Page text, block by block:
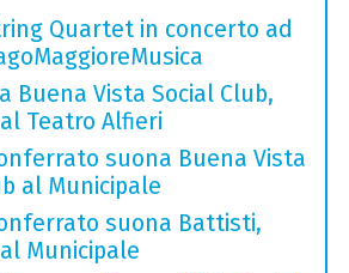
Quartet in concerto ad
Buena Vista Social Club,
Teatro Alfieri
suona Buena Vista
al Municipale
suona Battisti,
Municipale